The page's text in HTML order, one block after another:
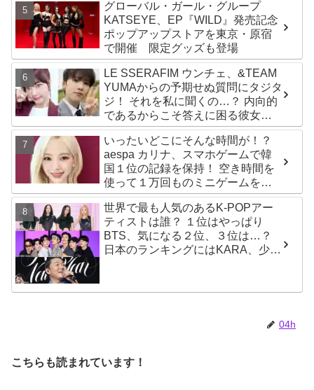
た歌」
グローバル・ガール・グループ
KATSEYE、EP『WILD』発売記念
ポップアップストアを東京・原宿
で開催 限定グッズも登場
LE SSERAFIM ウンチェ、&TEAM
YUMAからの予期せぬ質問にタジタ
ジ！ それを私に聞くの…？ 内向的
であるからこそ答えに困る彼女の
リアクションがかわいすぎる
いったいどこにそんな時間が！？
aespa カリナ、スマホゲームで韓
国１位の記録を保持！ 空き時間を
使って１万回ものミニゲームをク
リア「芸能人たちが時間がないと
言っているのは全部嘘」
世界で最も人気のあるK-POPアー
ティストは誰？ １位はやっぱり
BTS、気になる２位、３位は…？
日本のランキングにはKARA、少女
04h
こちらも読まれています！